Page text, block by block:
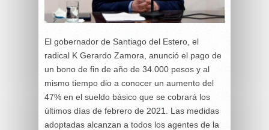
El gobernador de Santiago del Estero, el
radical K Gerardo Zamora, anunció el pago de
un bono de fin de año de 34.000 pesos y al
mismo tiempo dio a conocer un aumento del
47% en el sueldo básico que se cobrará los
últimos días de febrero de 2021. Las medidas
adoptadas alcanzan a todos los agentes de la